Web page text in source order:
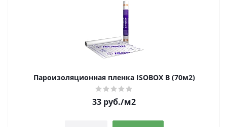
Пароизоляционная пленка ISOBOX В (70м2)
33 руб./м2